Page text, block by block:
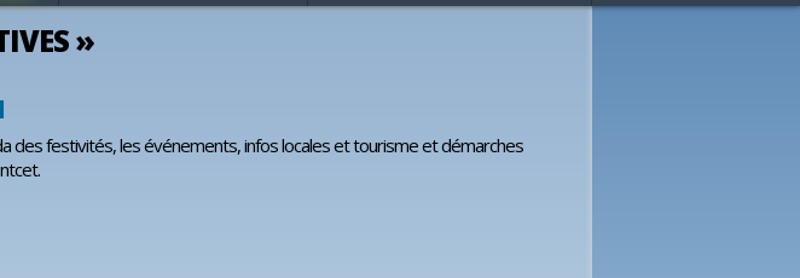
»
des festivités, les événements, infos locales et tourisme et démarches